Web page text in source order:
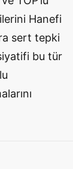
Hanefi
sert tepki
bu tür